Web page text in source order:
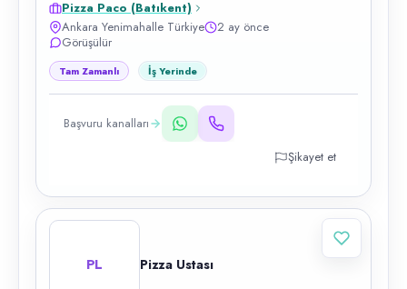
Pizza Paco (Batıkent)
Ankara Yenimahalle Türkiye
2 ay önce
Görüşülür
Tam Zamanlı İş Yerinde
Başvuru kanalları
Şikayet et
PL Pizza Ustası